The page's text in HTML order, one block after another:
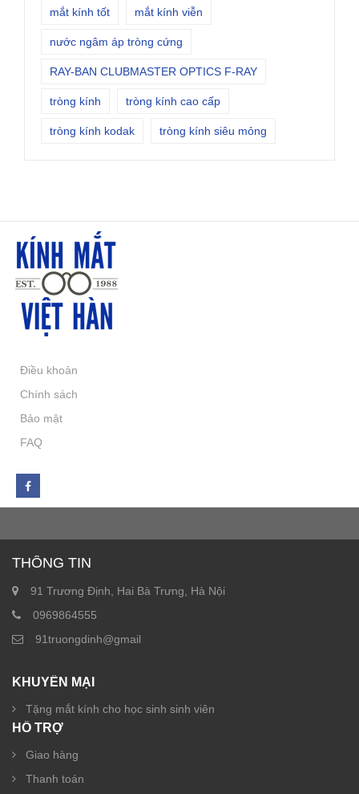
mắt kính tốt mắt kính viễn
nước ngâm áp tròng cứng
RAY-BAN CLUBMASTER OPTICS F-RAY
tròng kính tròng kính cao cấp
tròng kính kodak tròng kính siêu mỏng
Điều khoản
Chính sách
Bảo mật
FAQ
THÔNG TIN
91 Trương Định, Hai Bà Trưng, Hà Nội
0969864555
91truongdinh@gmail
KHUYẾN MẠI
Tặng mắt kính cho học sinh sinh viên
HỖ TRỢ
Giao hàng
Thanh toán